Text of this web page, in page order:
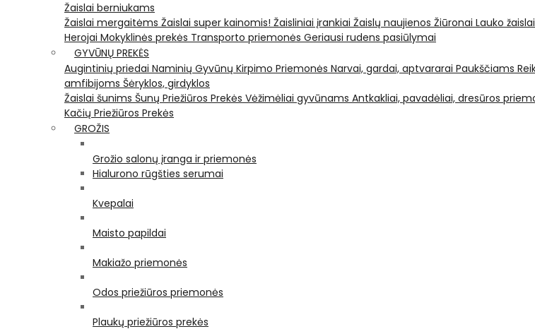
Žaislai berniukams
Žaislai mergaitėms Žaislai super kainomis! Žaisliniai įrankiai Žaislų naujienos Žiūronai Lauko žaislai
Herojai Mokyklinės prekės Transporto priemonės Geriausi rudens pasiūlymai
GYVŪNŲ PREKĖS
Augintinių priedai Naminių Gyvūnų Kirpimo Priemonės Narvai, gardai, aptvararai Paukščiams
amfibijoms Šėryklos, girdyklos
Žaislai šunims Šunų Priežiūros Prekės Vėžimėliai gyvūnams Antkakliai, pavadėliai, dresūros
Kačių Priežiūros Prekės
GROŽIS
Grožio salonų įranga ir priemonės
Hialurono rūgšties serumai
Kvepalai
Maisto papildai
Makiažo priemonės
Odos priežiūros priemonės
Plaukų priežiūros prekės